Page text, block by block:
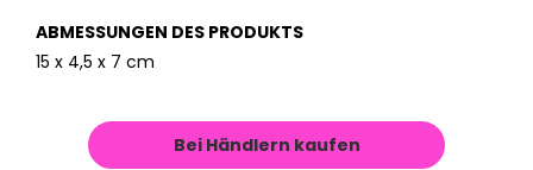
ABMESSUNGEN DES PRODUKTS
15 x 4,5 x 7 cm
Bei Händlern kaufen